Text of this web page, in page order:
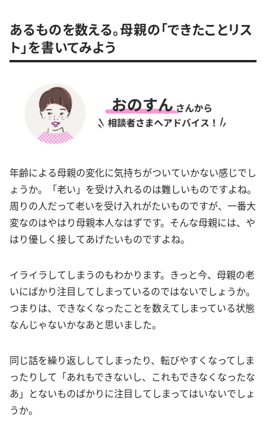
あるものを数える。母親の「できたことリス
ト」を書いてみよう
年齢による母親の変化に気持ちがついていかない感じでし
ょうか。「老い」を受け入れるのは難しいものですよね。
周りの人だって老いを受け入れがたいものですが、一番大
変なのはやはり母親本人なはずです。そんな母親には、や
はり優しく接してあげたいものですよね。
イライラしてしまうのもわかります。きっと今、母親の老
いにばかり注目してしまっているのではないでしょうか。
つまりは、できなくなったことを数えてしまっている状態
なんじゃないかなあと思いました。
同じ話を繰り返ししてしまったり、転びやすくなってしま
ったりして「あれもできないし、これもできなくなったな
あ」とないものばかりに注目してしまってはいないでしょ
うか。